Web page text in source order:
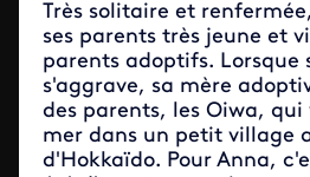
Très solitaire et
ses parents très jeune et
parents adoptifs. Lorsque
s'aggrave, sa mère
des parents, les Oiwa, qui
mer dans un petit village
d'Hokkaïdo. Pour Anna,